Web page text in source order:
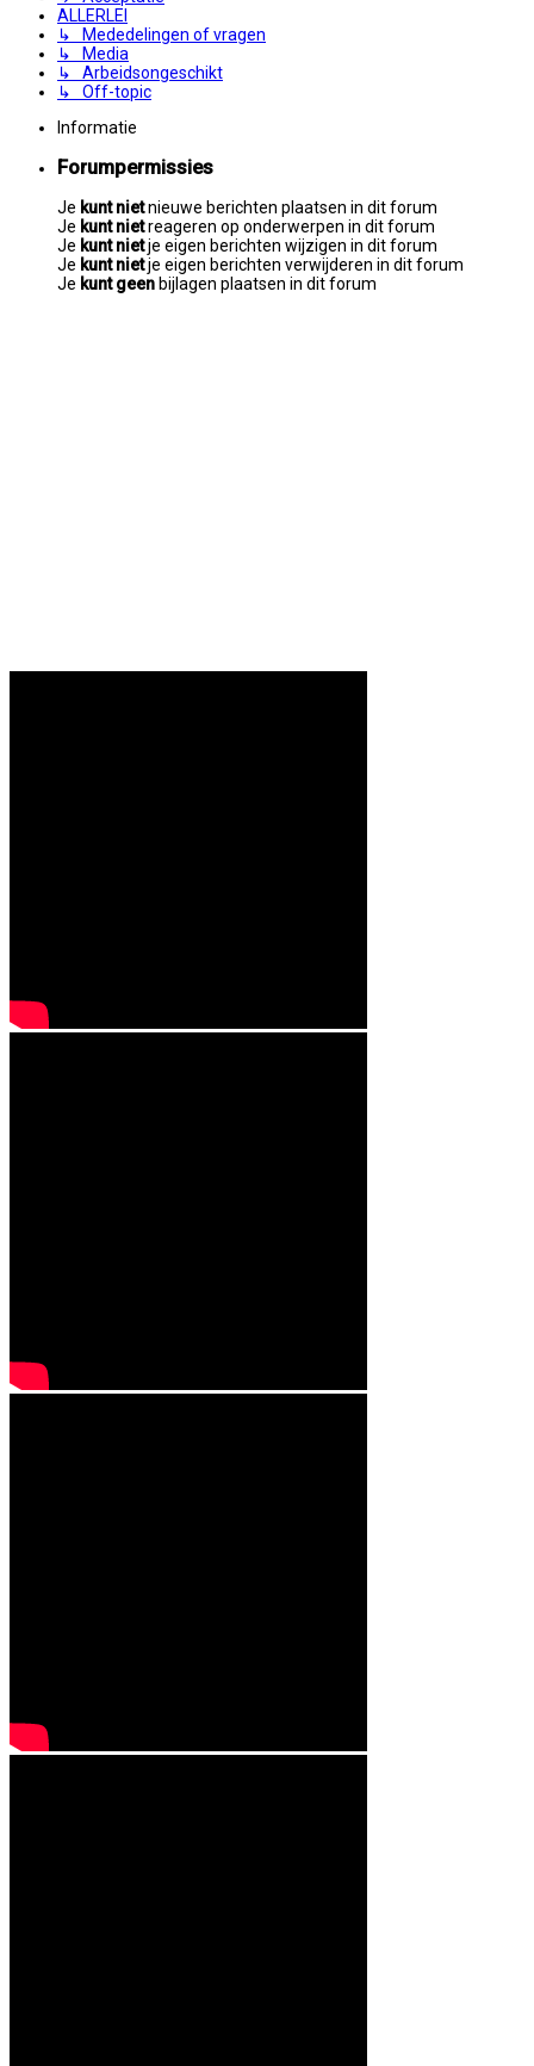
ALLERLEI
↳ Mededelingen of vragen
↳ Media
↳ Arbeidsongeschikt
↳ Off-topic
Informatie
Forumpermissies
Je kunt nietnieuwe berichten plaatsen in dit forum
Je kunt nietreageren op onderwerpen in dit forum
Je kunt nietje eigen berichten wijzigen in dit forum
Je kunt nietje eigen berichten verwijderen in dit forum
Je kunt geen bijlagen plaatsen in dit forum